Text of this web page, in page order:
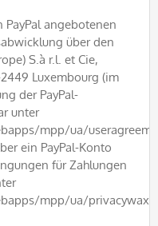
angebotenen
über den
S.à r.l. et Cie,
Luxembourg (im
der PayPal-
unter
mpp/ua/
ein PayPal-Konto
für Zahlungen
mpp/ua/privacywax-